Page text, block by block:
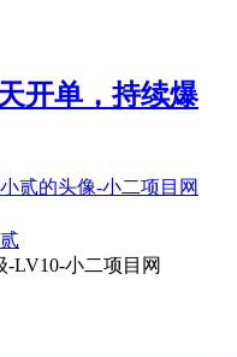
开单，持续爆